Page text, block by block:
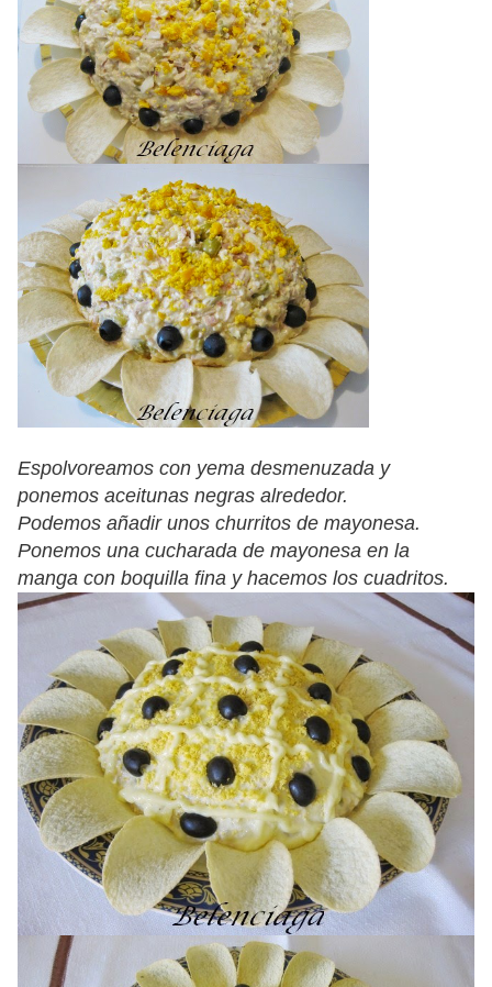
Espolvoreamos con yema desmenuzada y
ponemos aceitunas negras alrededor.
Podemos añadir unos churritos de mayonesa.
Ponemos una cucharada de mayonesa en la
manga con boquilla fina y hacemos los cuadritos.